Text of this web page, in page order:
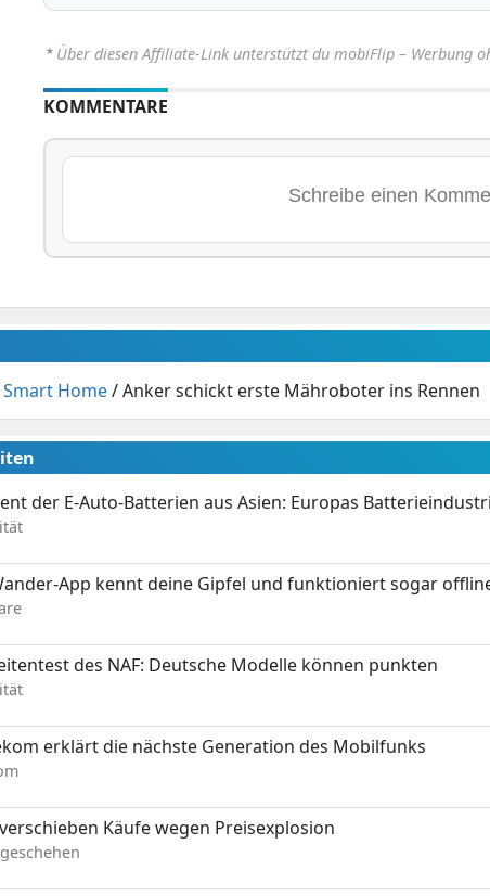
⋆ Über diesen Affiliate-Link unterstützt du mobiFlip – Werbung
KOMMENTARE
Smart Home/Anker schickt erste Mähroboter ins Rennen
der E-Auto-Batterien aus Asien: Europas
App kennt deine Gipfel und funktioniert sogar
des NAF: Deutsche Modelle können punkten
erklärt die nächste Generation des Mobilfunks
Käufe wegen Preisexplosion